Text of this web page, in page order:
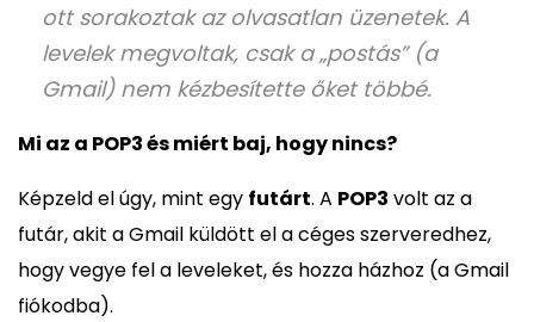
ott sorakoztak az olvasatlan üzenetek. A
levelek megvoltak, csak a „postás” (a
Gmail) nem kézbesítette őket többé.
Mi az a POP3 és miért baj, hogy nincs?
Képzeld el úgy, mint egy futárt. A POP3 volt az a
futár, akit a Gmail küldött el a céges szerveredhez,
hogy vegye fel a leveleket, és hozza házhoz (a Gmail
fiókodba).